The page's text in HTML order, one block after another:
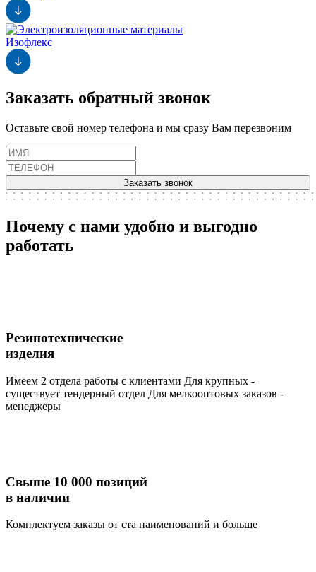
Изофлекс
Заказать обратный звонок
Оставьте свой номер телефона и мы сразу Вам перезвоним
Заказать звонок
Почему с нами удобно и выгодно
работать
Резинотехнические
изделия
Имеем 2 отдела работы с клиентами Для крупных -
существует тендерный отдел Для мелкооптовых заказов -
менеджеры
Свыше 10 000 позиций
в наличии
Комплектуем заказы от ста наименований и больше